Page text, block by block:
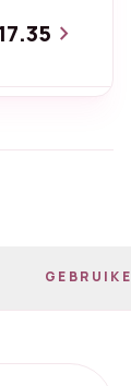
chevron_right